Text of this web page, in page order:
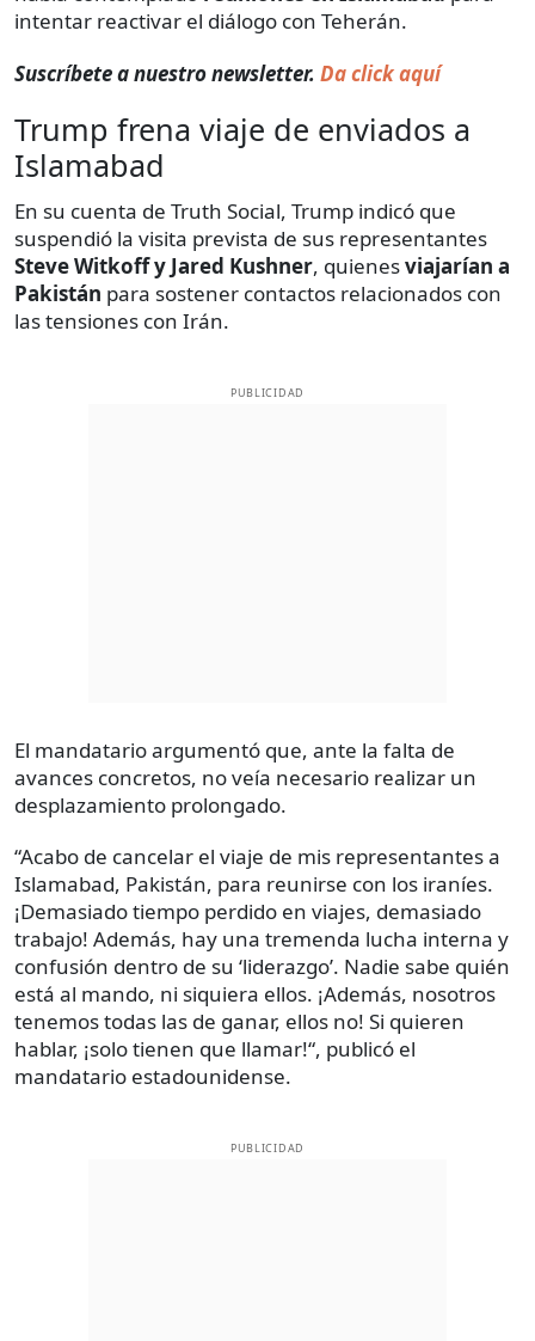
intentar reactivar el diálogo con Teherán.
Suscríbete a nuestro newsletter. Da click aquí
Trump frena viaje de enviados a
Islamabad
En su cuenta de Truth Social, Trump indicó que
suspendió la visita prevista de sus representantes
Steve Witkoff y Jared Kushner, quienesviajarían a
Pakistán para sostener contactos relacionados con
las tensiones con Irán.
PUBLICIDAD
El mandatario argumentó que, ante la falta de
avances concretos, no veía necesario realizar un
desplazamiento prolongado.
“Acabo de cancelar el viaje de mis representantes a
Islamabad, Pakistán, para reunirse con los iraníes.
¡Demasiado tiempo perdido en viajes, demasiado
trabajo! Además, hay una tremenda lucha interna y
confusión dentro de su ‘liderazgo’. Nadie sabe quién
está al mando, ni siquiera ellos. ¡Además, nosotros
tenemos todas las de ganar, ellos no! Si quieren
hablar, ¡solo tienen que llamar!“, publicó el
mandatario estadounidense.
PUBLICIDAD